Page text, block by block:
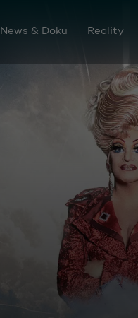
News & Doku Reality